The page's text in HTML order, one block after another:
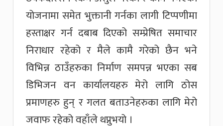
योजनामा समेत भुक्तानी गर्नका लागी टिप्पणीमा
हस्ताक्षर गर्न दबाब दिएको सम्प्रेषित समाचार
निराधार रहेको र मैले कामै गरेको छैन भने
विभिन्न ठाउँहरुका निर्माण समपन्न भएका सब
डिभिजन वन कार्यालयहरु मेरो लागि ठोस
प्रमाणहरु हुन् र गलत बताउनेहरुका लागि मेरो
जवाफ रहेको वहाँले थप्नुभयो ।